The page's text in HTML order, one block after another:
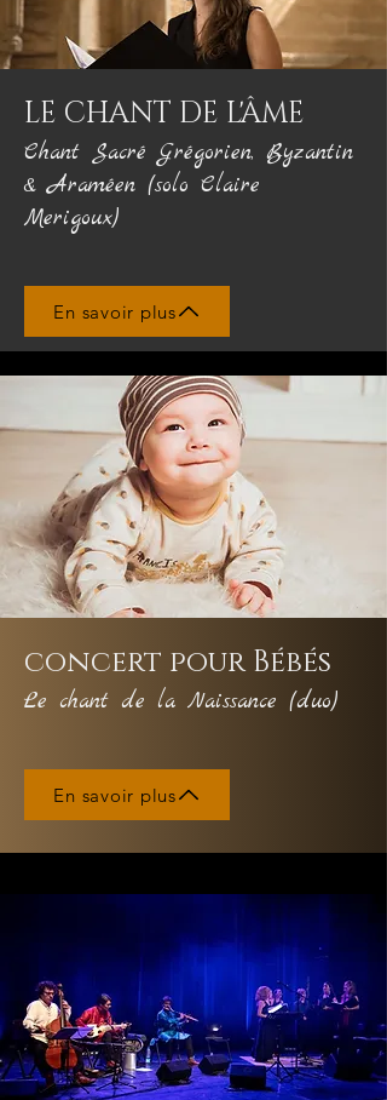
LE CHANT DE L'ÂME
Chant Sacré Grégorien, Byzantin
& Araméen (solo Claire
Merigoux)
En savoir plus
concert pour Bébés
Le chant de la Naissance (duo)
En savoir plus